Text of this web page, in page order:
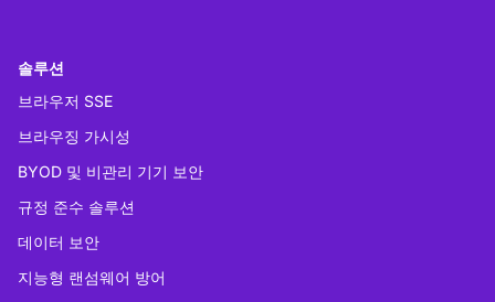
솔루션
브라우저 SSE
브라우징 가시성
BYOD 및 비관리 기기 보안
규정 준수 솔루션
데이터 보안
지능형 랜섬웨어 방어